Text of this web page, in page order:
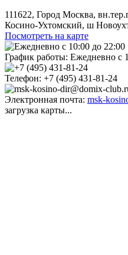
111622, Город Москва,
Косино-Ухтомский, ш
Посмотреть на карте
График работы: Ежедневно с
Телефон: +7 (495) 431-81-24
Электронная почта: msk-
загрузка карты...